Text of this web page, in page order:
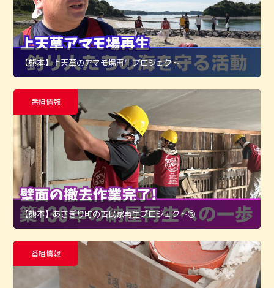
【熊本】上天草のアマモ場再生プロジェクト
番組情報
【熊本】あさぎり町の古民家再生プロジェクト➂
番組情報